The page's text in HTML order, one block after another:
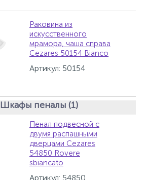
Раковина из
искусственного
мрамора, чаша справа
Cezares 50154 Bianco
Артикул: 50154
Шкафы пеналы (1)
Пенал подвесной с
двумя распашными
дверцами Cezares
54850 Rovere
sbiancato
Артикул: 54850